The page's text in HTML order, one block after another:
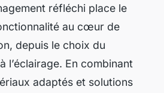
réfléchi place le
au cœur de
depuis le choix du
l’éclairage. En combinant
adaptés et solutions